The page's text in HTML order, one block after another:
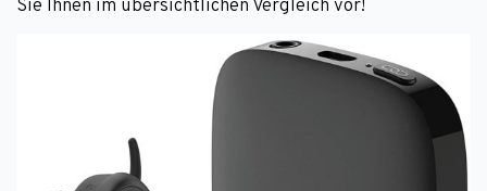
Sie Ihnen im übersichtlichen Vergleich vor!